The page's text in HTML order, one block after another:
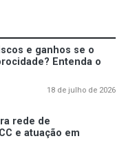
e ganhos se o
Entenda o
18 de julho de 2026
rede de
e atuação em